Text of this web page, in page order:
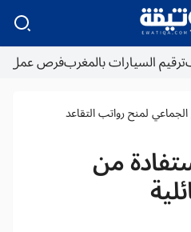
ترقيم السيارات بالمغربفرص عمل
الجماعي لمنح رواتب التقاعد
من